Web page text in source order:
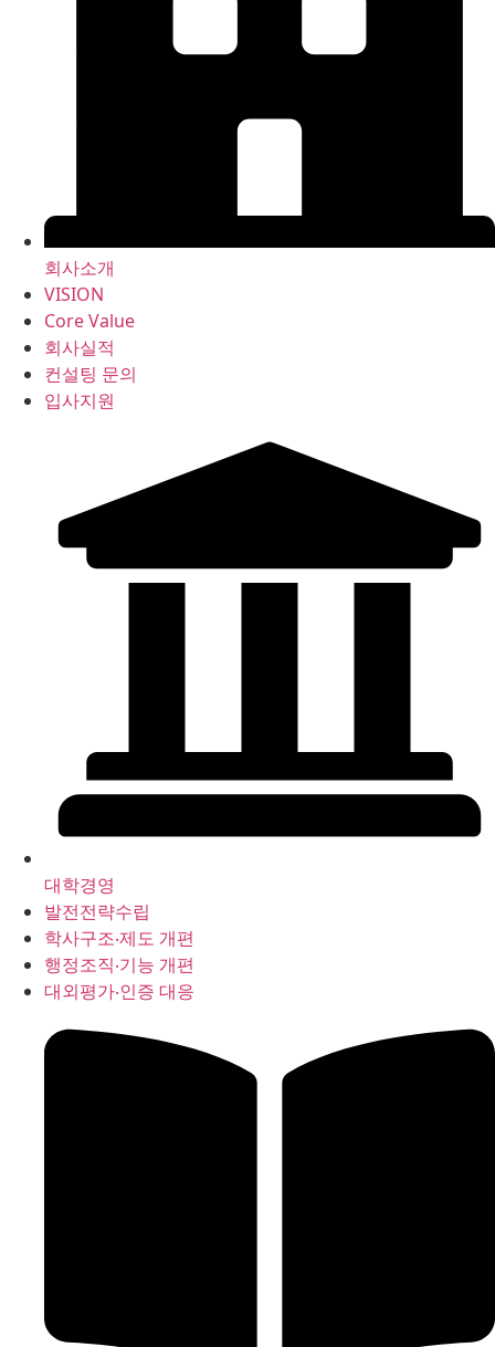
회사소개
VISION
Core Value
회사실적
컨설팅 문의
입사지원
대학경영
발전전략수립
학사구조‧제도 개편
행정조직‧기능 개편
대외평가‧인증 대응